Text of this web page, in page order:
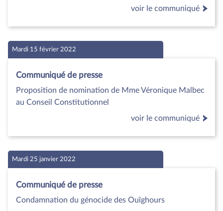
voir le communiqué
Mardi 15 février 2022
Communiqué de presse
Proposition de nomination de Mme Véronique Malbec
au Conseil Constitutionnel
voir le communiqué
Mardi 25 janvier 2022
Communiqué de presse
Condamnation du génocide des Ouïghours